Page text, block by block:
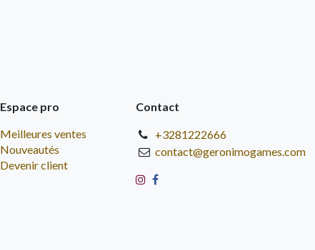
Espace pro
Meilleures ventes
Nouveautés
Devenir client
Contact
+3281222666
contact@geronimogames.com